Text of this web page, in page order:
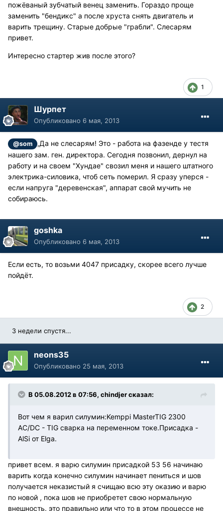
пожёваный зубчатый венец заменить. Гораздо проще
заменить "бендикс" а после хруста снять двигатель и
варить трещину. Старые добрые "грабли". Слесарям
привет.
Интересно стартер жив после этого?
1
Шурпет
Опубликовано 6 мая, 2013
@som
,Да не слесарям! Это - работа на фазенде у тестя
нашего зам. ген. директора. Сегодня позвонил, дернул на
работу и на своем "Хундае" свозил меня и нашего штатного
электрика-силовика, чтоб сеть померил. Я сразу уперся -
если напруга "деревенская", аппарат свой мучить не
собираюсь.
goshka
Опубликовано 6 мая, 2013
Если есть, то возьми 4047 присадку, скорее всего лучше
пойдёт.
2
3 недели спустя...
neons35
Опубликовано 25 мая, 2013
В 05.08.2012 в 07:56, chindjer сказал:
Вот чем я варил силумин:Kemppi MasterTIG 2300
AC/DC - TIG сварка на переменном токе.Присадка -
AlSi от Elga.
привет всем. я варю силумин присадкой 53 56 начинаю
варить когда конечно силумин начинает пениться и шов
получается неказистый я счищаю всю эту оказию и варю
по новой , пока шов не приобретет свою нормальную
внешность. это правильно или что то в этом процессе не